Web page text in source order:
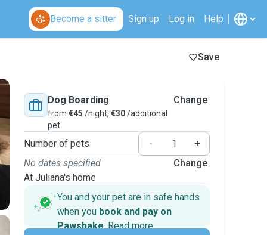
Become a sitter Sign up Log in Help
Save
Dog Boarding
from €45 /night, €30/additional
pet
Change
Number of pets -
+
No dates specified
At Juliana's home
Change
You and your pet are in safe hands
when you book and pay on
Pawshake. Read more
Secure payments